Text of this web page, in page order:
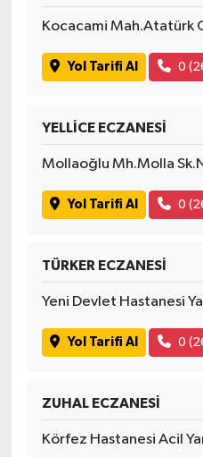
Kocacami Mah.Atatürk
Yol Tarifi Al 0
YELLİCE ECZANESİ
Mollaoğlu Mh.Molla
Yol Tarifi Al 0
TÜRKER ECZANESİ
Yeni Devlet Hastanesi
Yol Tarifi Al 0
ZUHAL ECZANESİ
Körfez Hastanesi Acil